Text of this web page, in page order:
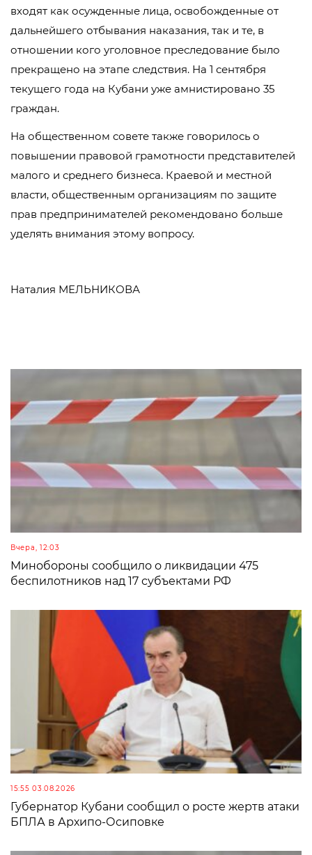
входят как осужденные лица, освобожденные от
дальнейшего отбывания наказания, так и те, в
отношении кого уголовное преследование было
прекращено на этапе следствия. На 1 сентября
текущего года на Кубани уже амнистировано 35
граждан.
На общественном совете также говорилось о
повышении правовой грамотности представителей
малого и среднего бизнеса. Краевой и местной
власти, общественным организациям по защите
прав предпринимателей рекомендовано больше
уделять внимания этому вопросу.
Наталия МЕЛЬНИКОВА
Вчера, 12:03
Минобороны сообщило о ликвидации 475
беспилотников над 17 субъектами РФ
15:55 03.08.2026
Губернатор Кубани сообщил о росте жертв атаки
БПЛА в Архипо-Осиповке